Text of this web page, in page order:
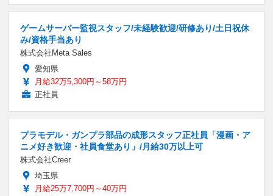
ゲームサーバー監視スタッフ/未経験歓迎/研修あり/土日祝休
み/資格手当あり
株式会社Meta Sales
愛知県
月給32万5,300円～58万円
正社員
プラモデル・ガンプラ部品の成形スタッフ正社員「漫画・ア
ニメ好き歓迎・社員食堂あり」/月給30万以上可
株式会社Creer
埼玉県
月給25万7,700円～40万円